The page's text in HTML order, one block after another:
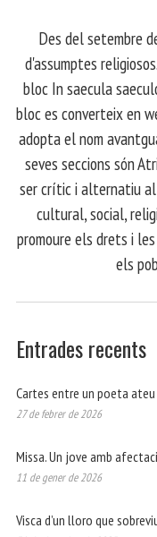
Des del setembre
d'assumptes
bloc In saecula
bloc es converteix en
adopta el nom
seves seccions són
ser crític i alternatiu
cultural, social,
promoure els drets i
els
Entrades recents
Cartes entre un poeta
27 de febrer de 2026
Missa. Un jove amb
11 de gener de 2026
Visca d’un lloro que